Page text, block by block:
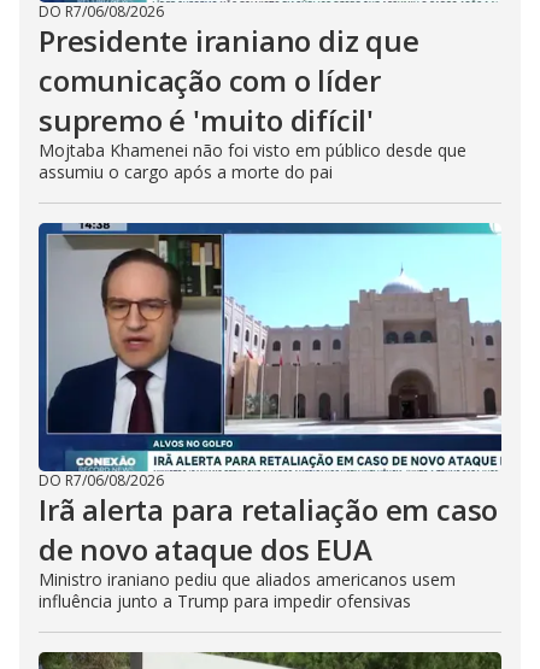
DO R7/06/08/2026
Presidente iraniano diz que
comunicação com o líder
supremo é 'muito difícil'
Mojtaba Khamenei não foi visto em público desde que
assumiu o cargo após a morte do pai
DO R7/06/08/2026
Irã alerta para retaliação em caso
de novo ataque dos EUA
Ministro iraniano pediu que aliados americanos usem
influência junto a Trump para impedir ofensivas